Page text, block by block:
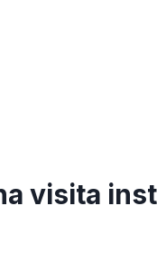
visita